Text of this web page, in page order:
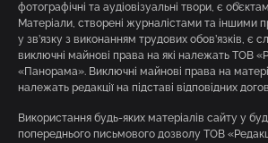
фотографічні та аудіовізуальні твори, є
Матеріали, створені журналістами та іншими
у зв’язку з виконанням трудових обов’язків, є
виключні майнові права на які належать ТОВ
«Панорама». Виключні майнові права на
належать редакції на підставі відповідних
Використання будь-яких матеріалів сайту у
попереднього письмового дозволу ТОВ